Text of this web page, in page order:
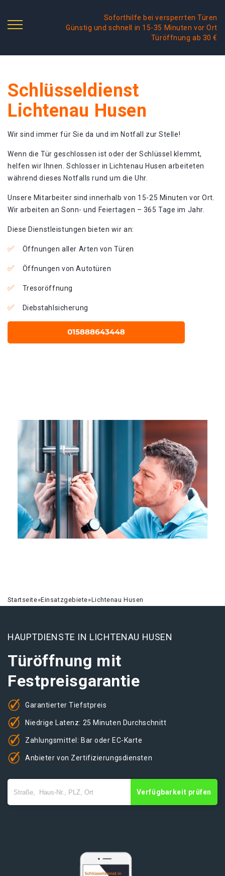
Soforthilfe bei versperrten Türen
Günstig und schnell in 15-35 Minuten vor Ort
Türöffnung ab 30 €
Schlüsseldienst
Lichtenau Husen
Wir sind immer für Sie da und im Notfall zur Stelle!
Wenn die Tür geschlossen ist oder der Schlüssel klemmt,
helfen wir Ihnen. Schlosser in Lichtenau Husen arbeiteten
während dieses Notfalls rund um die Uhr.
Unsere Mitarbeiter sind innerhalb von 15-25 Minuten vor Ort.
Wir arbeiten an Sonn- und Feiertagen – 365 Tage im Jahr.
Diese Dienstleistungen bieten wir an:
Öffnungen aller Arten von Türen
Öffnungen von Autotüren
Tresoröffnung
Diebstahlsicherung
Startseite»Einsatzgebiete»Lichtenau Husen
HAUPTDIENSTE IN LICHTENAU HUSEN
Türöffnung mit
Festpreisgarantie
Garantierter Tiefstpreis
Niedrige Latenz: 25 Minuten Durchschnitt
Zahlungsmittel: Bar oder EC-Karte
Anbieter von Zertifizierungsdiensten
Verfügbarkeit prüfen